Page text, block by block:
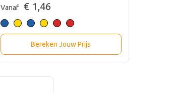
Vanaf € 1,46
Bereken Jouw Prijs